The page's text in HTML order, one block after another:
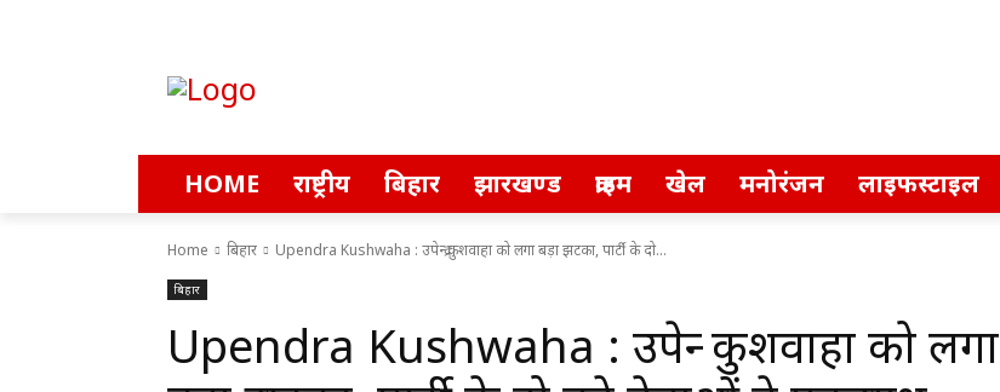
HOME राष्ट्रीय बिहार झारखण्ड क्राइम खेल मनोरंजन लाइफस्टाइल
Home बिहार Upendra Kushwaha : उपेन्द्र कुशवाहा को लगा बड़ा झटका, पार्टी के दो...
बिहार
Upendra Kushwaha : उपेन्द्र कुशवाहा को लगा